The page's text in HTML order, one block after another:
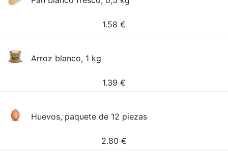
1.58 €
Arroz blanco, 1 kg
1.39 €
Huevos, paquete de 12 piezas
2.80 €